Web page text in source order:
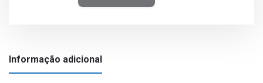
(bico
de
Informação adicional